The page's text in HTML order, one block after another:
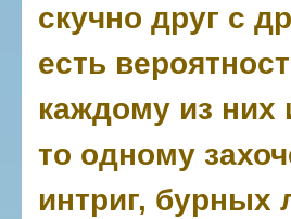
скучно друг с
есть
каждому из них
то одному
интриг,